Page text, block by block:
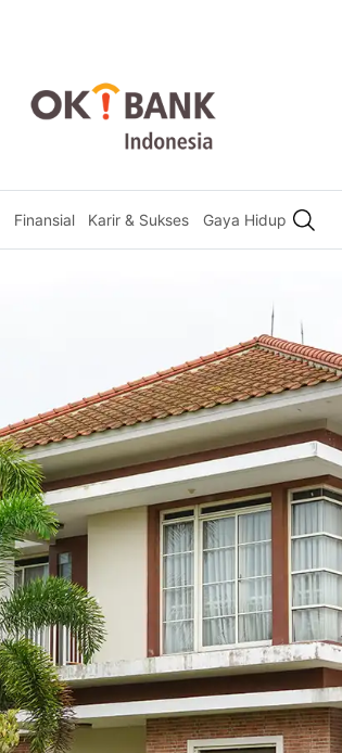
Finansial Karir & Sukses Gaya Hidup